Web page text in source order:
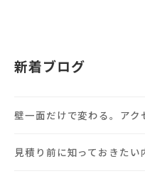
新着ブログ
壁一面だけで変わる。ア
見積り前に知っておきたい